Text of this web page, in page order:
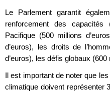
Le Parlement garantit
renforcement des capacités
Pacifique (500 millions
d’euros), les droits de
d’euros), les défis globaux (600
Il est important de noter que
climatique doivent représenter